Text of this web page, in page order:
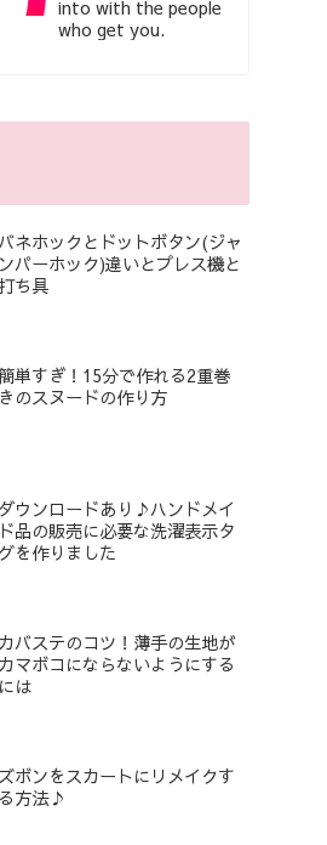
into with the people
who get you.
ネホックとドットボタン(ジャ
ンパーホック)違いとプレス機と
ち具
簡単すぎ！15分で作れる2重巻
きのスヌードの作り方
ダウンロードあり♪ハンドメイ
ド品の販売に必要な洗濯表示タ
グを作りました
カバステのコツ！薄手の生地が
カマボコにならないようにする
には
ズボンをスカートにリメイクす
る方法♪